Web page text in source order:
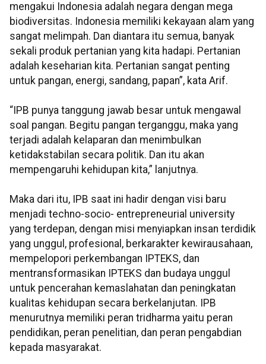
mengakui Indonesia adalah negara dengan mega
biodiversitas. Indonesia memiliki kekayaan alam yang
sangat melimpah. Dan diantara itu semua, banyak
sekali produk pertanian yang kita hadapi. Pertanian
adalah keseharian kita. Pertanian sangat penting
untuk pangan, energi, sandang, papan”, kata Arif.
“IPB punya tanggung jawab besar untuk mengawal
soal pangan. Begitu pangan terganggu, maka yang
terjadi adalah kelaparan dan menimbulkan
ketidakstabilan secara politik. Dan itu akan
mempengaruhi kehidupan kita,” lanjutnya.
Maka dari itu, IPB saat ini hadir dengan visi baru
menjadi techno-socio- entrepreneurial university
yang terdepan, dengan misi menyiapkan insan terdidik
yang unggul, profesional, berkarakter kewirausahaan,
mempelopori perkembangan IPTEKS, dan
mentransformasikan IPTEKS dan budaya unggul
untuk pencerahan kemaslahatan dan peningkatan
kualitas kehidupan secara berkelanjutan. IPB
menurutnya memiliki peran tridharma yaitu peran
pendidikan, peran penelitian, dan peran pengabdian
kepada masyarakat.